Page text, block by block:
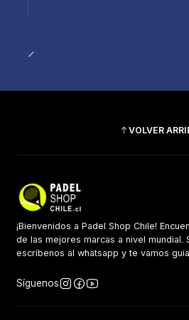
VOLVER
¡Bienvenidos a Padel Shop Chile!
de las mejores marcas a nivel mundial.
escríbenos al whatsapp y te vamos
Síguenos